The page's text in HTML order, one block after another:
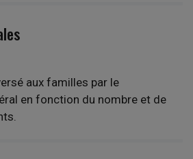
aux familles par le
en fonction du nombre et de